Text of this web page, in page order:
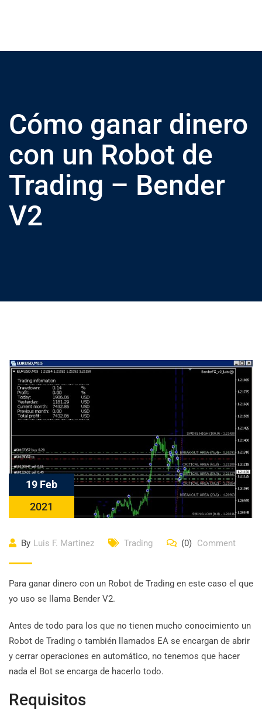
Cómo ganar dinero
con un Robot de
Trading – Bender
V2
19 Feb
2021
By Luis F. Martinez Trading (0) Comment
Para ganar dinero con un Robot de Trading en este caso el que
yo uso se llama Bender V2.
Antes de todo para los que no tienen mucho conocimiento un
Robot de Trading o también llamados EA se encargan de abrir
y cerrar operaciones en automático, no tenemos que hacer
nada el Bot se encarga de hacerlo todo.
Requisitos